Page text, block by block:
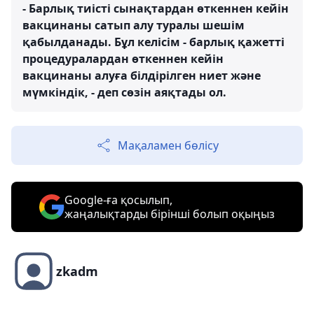
- Барлық тиісті сынақтардан өткеннен кейін
вакцинаны сатып алу туралы шешім
қабылданады. Бұл келісім - барлық қажетті
процедуралардан өткеннен кейін
вакцинаны алуға білдірілген ниет және
мүмкіндік, - деп сөзін аяқтады ол.
Мақаламен бөлісу
Google-ға қосылып,
жаңалықтарды бірінші болып оқыңыз
zkadm